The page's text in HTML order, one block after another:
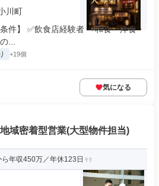
川町
件】 ✅飲食店経験者 ⇒和食・洋食・
...
+19個
気になる
域密着型営業(大型物件担当)
ら年収450万／年休123日